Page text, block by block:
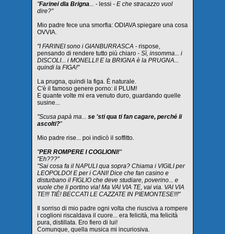
"Farinei dla Brigna... - lessi - E che stracazzo vuol
dire?"
Mio padre fece una smorfia: ODIAVA spiegare una cosa
OVVIA.
"I FARINEI sono i GIANBURRASCA - rispose,
pensando di rendere tutto più chiaro - Sì, insomma... i
DISCOLI... i MONELLI! E la BRIGNA è la PRUGNA...
quindi la FIGA!"
La prugna, quindi la figa. È naturale.
C'è il famoso genere porno: il PLUM!
E quante volte mi era venuto duro, guardando quelle
susine...
"Scusa papà ma... se 'sti qua ti fan cagare, perché li
ascolti?"
Mio padre rise... poi indicò il soffitto.
"PER ROMPERE I COGLIONI!"
"Eh???"
"Sai cosa fa il NAPULI qua sopra? Chiama i VIGILI per
LEOPOLDO! E per i CANI! Dice che fan casino e
disturbano il FIGLIO che deve studiare, poverino... e
vuole che li portino via! Ma VAI VIA TE, vai via. VAI VIA
TE!!! TIÉ! BECCATI LE CAZZATE IN PIEMONTESE!!!"
Il sorriso di mio padre ogni volta che riusciva a rompere
i coglioni riscaldava il cuore... era felicità, ma felicità
pura, distillata. Ero fiero di lui!
Comunque, quella musica mi incuriosiva.